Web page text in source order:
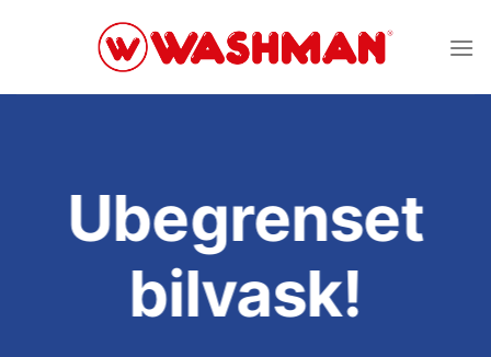
Ubegrenset
bilvask!